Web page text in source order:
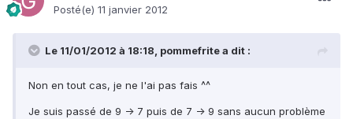
Posté(e) 11 janvier 2012
Le 11/01/2012 à 18:18, pommefrite a dit :
Non en tout cas, je ne l'ai pas fais ^^
Je suis passé de 9 -> 7 puis de 7 -> 9 sans aucun problème